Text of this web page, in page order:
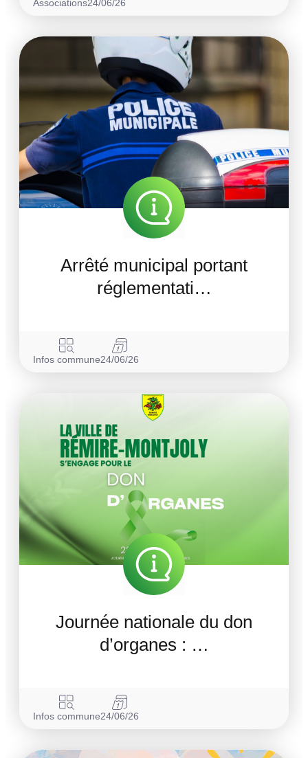
Associations24/06/26
Arrêté municipal portant
réglementati…
Infos commune24/06/26
Journée nationale du don
d’organes : …
Infos commune24/06/26